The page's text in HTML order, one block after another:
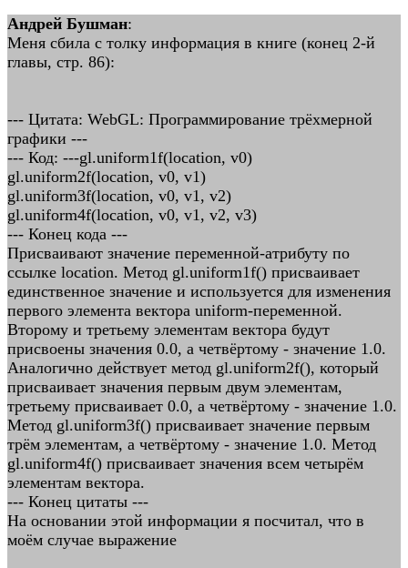
Андрей Бушман:
Меня сбила с толку информация в книге (конец 2-й
главы, стр. 86):
--- Цитата: WebGL: Программирование трёхмерной
графики ---
--- Код: ---gl.uniform1f(location, v0)
gl.uniform2f(location, v0, v1)
gl.uniform3f(location, v0, v1, v2)
gl.uniform4f(location, v0, v1, v2, v3)
--- Конец кода ---
Присваивают значение переменной-атрибуту по
ссылке location. Метод gl.uniform1f() присваивает
единственное значение и используется для изменения
первого элемента вектора uniform-переменной.
Второму и третьему элементам вектора будут
присвоены значения 0.0, а четвёртому - значение 1.0.
Аналогично действует метод gl.uniform2f(), который
присваивает значения первым двум элементам,
третьему присваивает 0.0, а четвёртому - значение 1.0.
Метод gl.uniform3f() присваивает значение первым
трём элементам, а четвёртому - значение 1.0. Метод
gl.uniform4f() присваивает значения всем четырём
элементам вектора.
--- Конец цитаты ---
На основании этой информации я посчитал, что в
моём случае выражение